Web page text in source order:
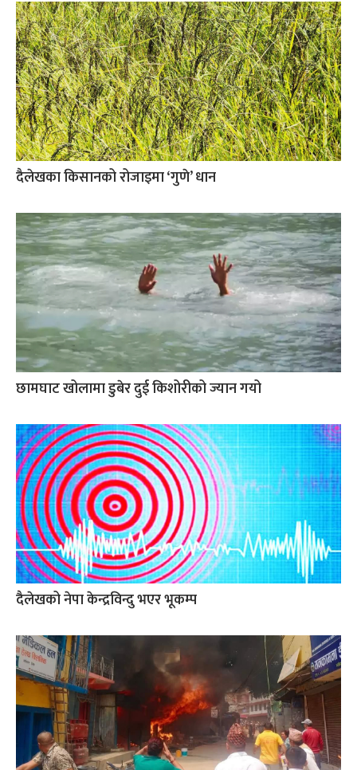
दैलेखका किसानको रोजाइमा ‘गुणे’ धान
छामघाट खोलामा डुबेर दुई किशोरीको ज्यान गयो
दैलेखको नेपा केन्द्रविन्दु भएर भूकम्प